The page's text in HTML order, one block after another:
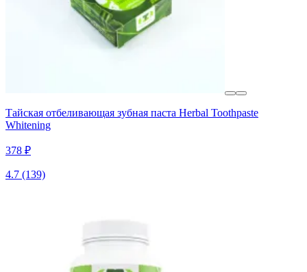
Тайская отбеливающая зубная паста Herbal Toothpaste
Whitening
378 ₽
4.7 (139)